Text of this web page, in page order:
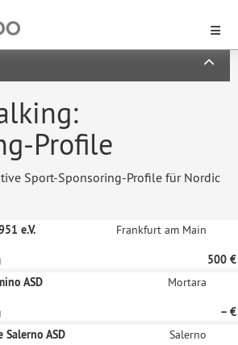
Profile
Sport-Sponsoring-Profile für Nordic
e.V. Frankfurt am Main
500 €
ASD
Mortara
– €
Salerno ASD
Salerno